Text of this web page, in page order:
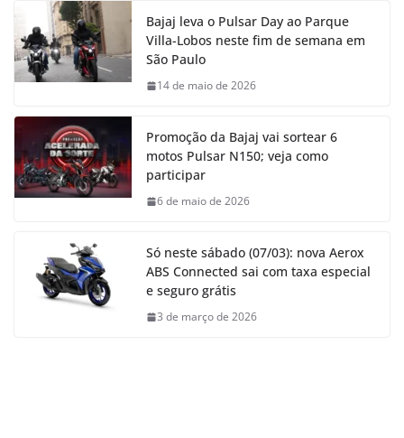
Bajaj leva o Pulsar Day ao Parque
Villa-Lobos neste fim de semana em
São Paulo
14 de maio de 2026
Promoção da Bajaj vai sortear 6
motos Pulsar N150; veja como
participar
6 de maio de 2026
Só neste sábado (07/03): nova Aerox
ABS Connected sai com taxa especial
e seguro grátis
3 de março de 2026